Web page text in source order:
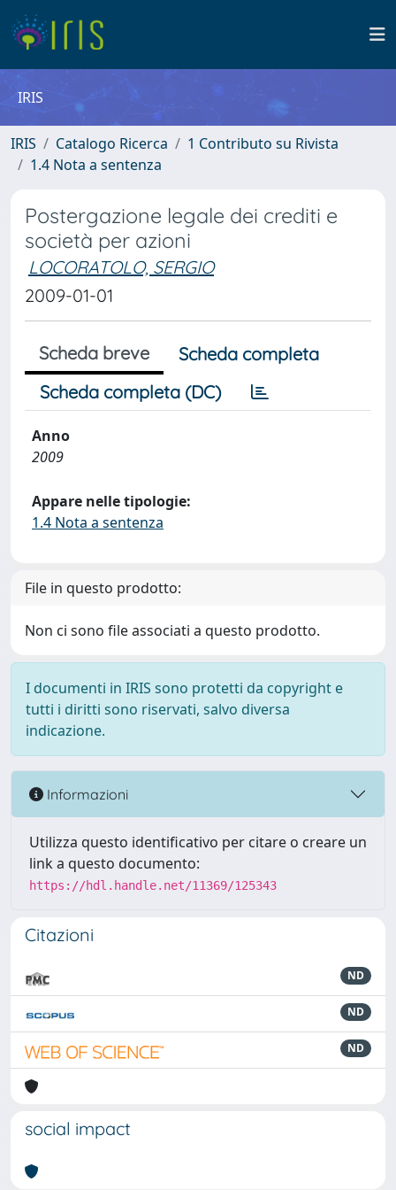
IRIS
IRIS Catalogo Ricerca
1 Contributo su Rivista
1.4 Nota a sentenza
Postergazione legale dei crediti e
società per azioni
LOCORATOLO, SERGIO
2009-01-01
Scheda breve
Scheda completa
Scheda completa (DC)
Anno
2009
Appare nelle tipologie:
1.4 Nota a sentenza
File in questo prodotto:
Non ci sono file associati a questo prodotto.
I documenti in IRIS sono protetti da copyright e
tutti i diritti sono riservati, salvo diversa
indicazione.
Informazioni
Utilizza questo identificativo per citare o creare un
link a questo documento:
https://hdl.handle.net/11369/125343
Citazioni
ND
ND
ND
social impact